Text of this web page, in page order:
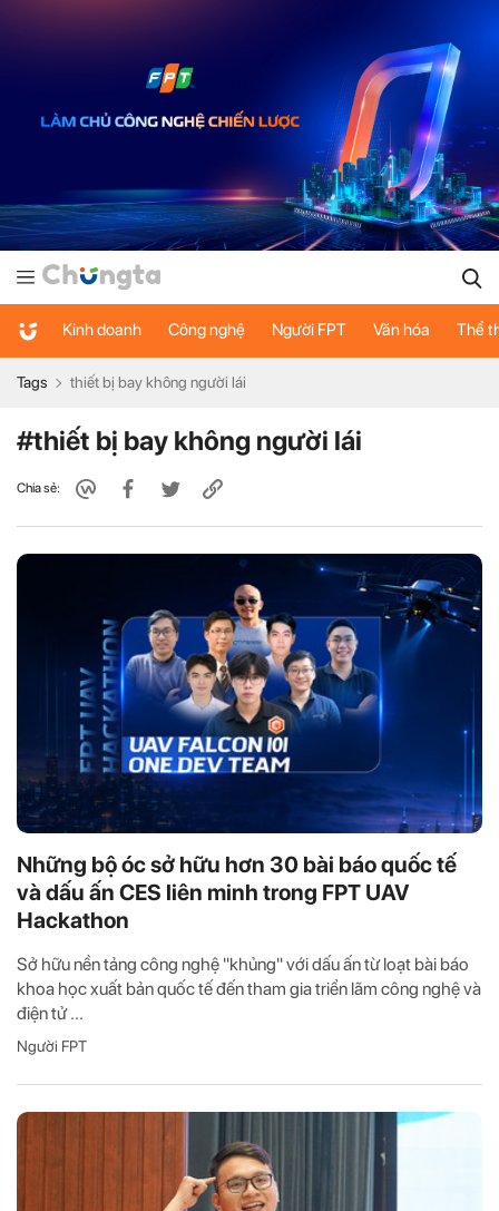
Kinh doanh Công nghệ Người FPT Văn hóa Thể
Tags thiết bị bay không người lái
#thiết bị bay không người lái
Chia sẻ:
Những bộ óc sở hữu hơn 30 bài báo quốc tế
và dấu ấn CES liên minh trong FPT UAV
Hackathon
Sở hữu nền tảng công nghệ "khủng" với dấu ấn từ loạt bài báo
khoa học xuất bản quốc tế đến tham gia triển lãm công nghệ và
điện tử ...
Người FPT